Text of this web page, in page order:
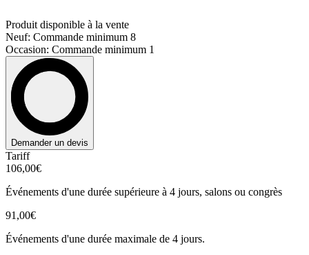
Produit disponible à la vente
Neuf: Commande minimum 8
Occasion: Commande minimum 1
Demander un devis
Tariff
106,00€
Événements d'une durée supérieure à 4 jours, salons ou congrès
91,00€
Événements d'une durée maximale de 4 jours.